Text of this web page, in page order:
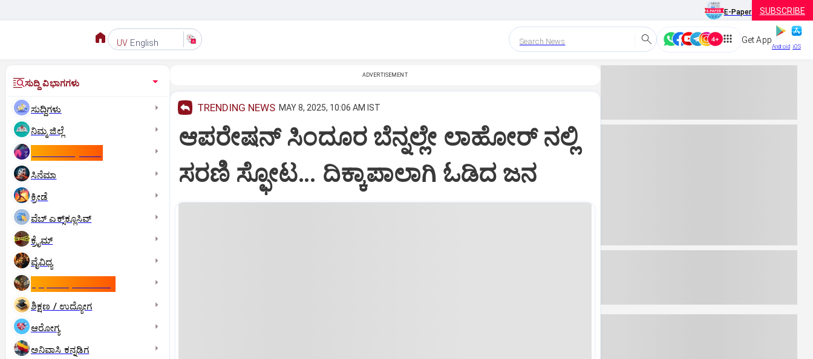
E-Paper SUBSCRIBE
UV English Search News Get App
Android iOS
ಸುದ್ದಿ ವಿಭಾಗಗಳು
ಸುದ್ದಿಗಳು
ನಿಮ್ಮ ಜಿಲ್ಲೆ
ಸಿನೆಮಾ
ಕ್ರೀಡೆ
ವೆಬ್ ಎಕ್ಸ್‌ಕ್ಲೂಸಿವ್
ಕ್ರೈಮ್
ವೈವಿಧ್ಯ
ಶಿಕ್ಷಣ / ಉದ್ಯೋಗ
ಆರೋಗ್ಯ
ಅನಿವಾಸಿ ಕನ್ನಡಿಗ
ADVERTISEMENT
TRENDING NEWS MAY 8, 2025, 10:06 AM IST
ಆಪರೇಷನ್ ಸಿಂದೂರ ಬೆನ್ನಲ್ಲೇ ಲಾಹೋರ್ ನಲ್ಲಿ
ಸರಣಿ ಸ್ಫೋಟ… ದಿಕ್ಕಾಪಾಲಾಗಿ ಓಡಿದ ಜನ